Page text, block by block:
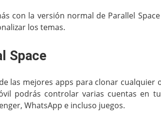
con la versión normal de Parallel
los temas.
Space
las mejores apps para clonar cualquier
podrás controlar varias cuentas en
WhatsApp e incluso juegos.